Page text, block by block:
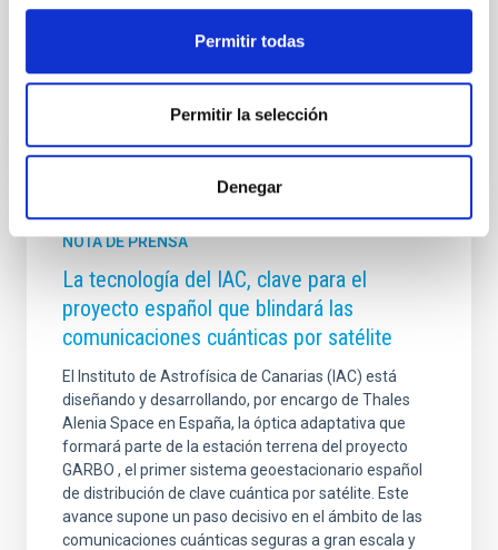
Permitir todas
Permitir la selección
Denegar
Fecha de publicación 04/12/2025 - 13:36:18
NOTA DE PRENSA
La tecnología del IAC, clave para el
proyecto español que blindará las
comunicaciones cuánticas por satélite
El Instituto de Astrofísica de Canarias (IAC) está
diseñando y desarrollando, por encargo de Thales
Alenia Space en España, la óptica adaptativa que
formará parte de la estación terrena del proyecto
GARBO , el primer sistema geoestacionario español
de distribución de clave cuántica por satélite. Este
avance supone un paso decisivo en el ámbito de las
comunicaciones cuánticas seguras a gran escala y